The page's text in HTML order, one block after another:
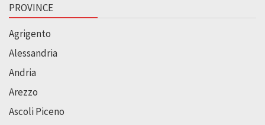
PROVINCE
Agrigento
Alessandria
Andria
Arezzo
Ascoli Piceno